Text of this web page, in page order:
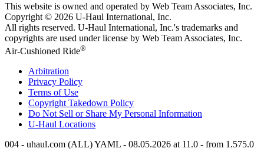
This website is owned and operated by Web Team Associates, Inc.
Copyright © 2026 U-Haul International, Inc.
All rights reserved. U-Haul International, Inc.'s trademarks and
copyrights are used under license by Web Team Associates, Inc.
Air-Cushioned Ride®
Arbitration
Privacy Policy
Terms of Use
Copyright Takedown Policy
Do Not Sell or Share My Personal Information
U-Haul Locations
004 - uhaul.com (ALL) YAML - 08.05.2026 at 11.0 - from 1.575.0